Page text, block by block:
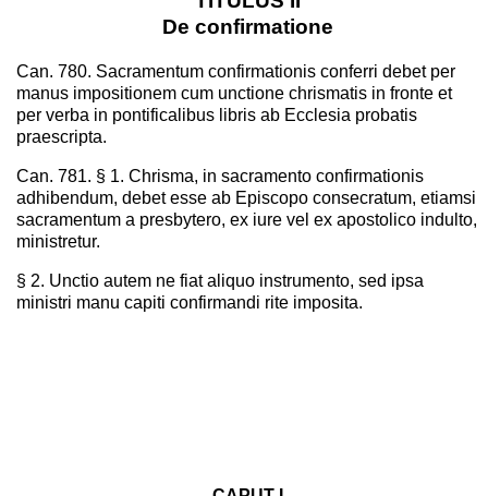
De confirmatione
Can. 780. Sacramentum confirmationis conferri debet per
manus impositionem cum unctione chrismatis in fronte et
per verba in pontificalibus libris ab Ecclesia probatis
praescripta.
Can. 781. § 1. Chrisma, in sacramento confirmationis
adhibendum, debet esse ab Episcopo consecratum, etiamsi
sacramentum a presbytero, ex iure vel ex apostolico indulto,
ministretur.
§ 2. Unctio autem ne fiat aliquo instrumento, sed ipsa
ministri manu capiti confirmandi rite imposita.